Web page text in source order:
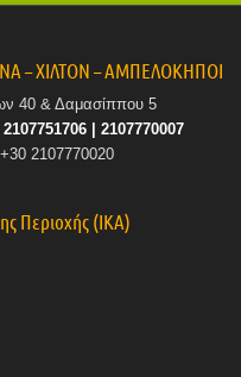
– ΧΙΛΤΟΝ – ΑΜΠΕΛΟΚΗΠΟΙ
40 & Δαμασίππου 5
2107751706 | 2107770007
2107770020
Περιοχής (ΙΚΑ)